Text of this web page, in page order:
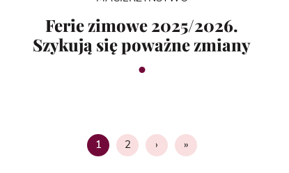
Ferie zimowe 2025/2026.
Szykują się poważne zmiany
1 Strona
2 › »